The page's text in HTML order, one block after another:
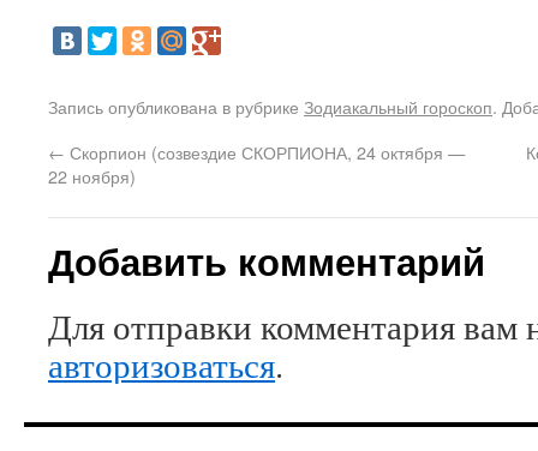
Запись опубликована в рубрике Зодиакальный гороскоп.
← Скорпион (созвездие СКОРПИОНА, 24 октября —
22 ноября)
Добавить комментарий
Для отправки комментария вам
авторизоваться.